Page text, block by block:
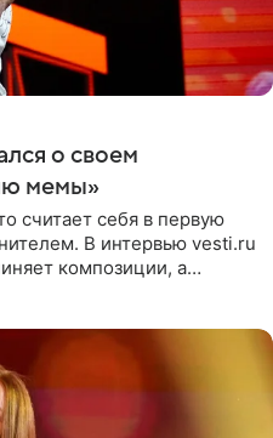
о своем
мемы»
считает себя в первую
В интервью vesti.ru
композиции, а